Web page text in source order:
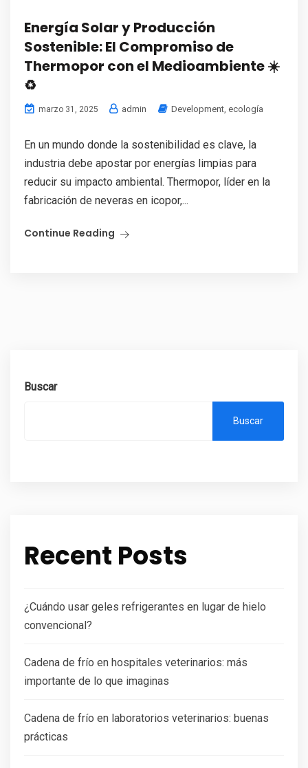
Energía Solar y Producción
Sostenible: El Compromiso de
Thermopor con el Medioambiente ☀️
♻️
marzo 31, 2025 admin Development, ecología
En un mundo donde la sostenibilidad es clave, la
industria debe apostar por energías limpias para
reducir su impacto ambiental. Thermopor, líder en la
fabricación de neveras en icopor,...
Continue Reading
Buscar
Buscar
Recent Posts
¿Cuándo usar geles refrigerantes en lugar de hielo
convencional?
Cadena de frío en hospitales veterinarios: más
importante de lo que imaginas
Cadena de frío en laboratorios veterinarios: buenas
prácticas